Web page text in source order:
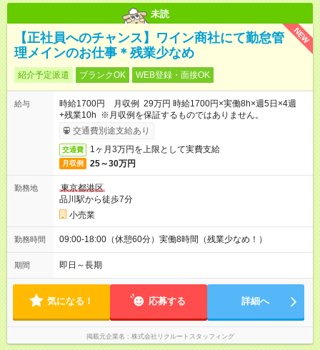
未読
NEW
【正社員へのチャンス】ワイン商社にて勤怠管
理メインのお仕事＊残業少なめ
紹介予定派遣 ブランクOK WEB登録・面接OK
給与
時給1700円 月収例 29万円 時給1700円×実働8h×週5日×4週
+残業10h ※月収例を保証するものではありません。
交通費別途支給あり
交通費 1ヶ月3万円を上限として実費支給
月収例 25～30万円
勤務地
東京都港区
品川駅から徒歩7分
小売業
勤務時間 09:00-18:00（休憩60分）実働8時間（残業少なめ！）
期間 即日～長期
気になる！ 応募する 詳細へ
掲載元企業名 株式会社リクルートスタッフィング